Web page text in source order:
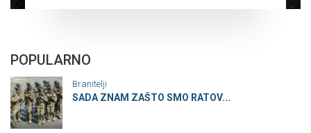
POPULARNO
Branitelji
SADA ZNAM ZAŠTO SMO RATOV...